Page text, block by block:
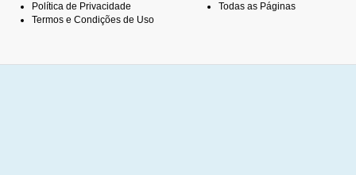
Política de Privacidade
Termos e Condições de Uso
Todas as Páginas